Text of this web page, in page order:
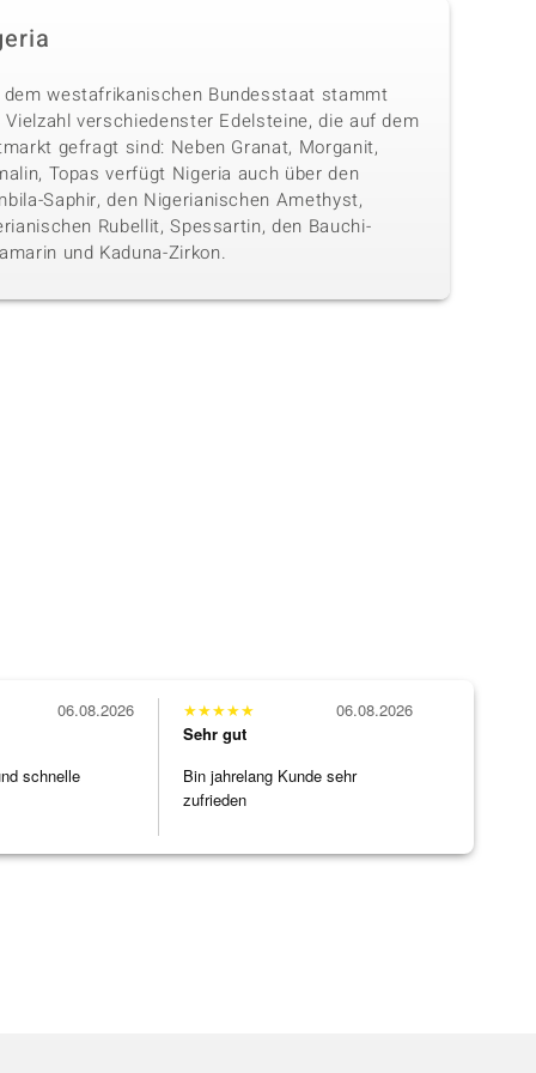
westafrikanischen Bundesstaat stammt
Vielzahl verschiedenster Edelsteine, die auf dem
gefragt sind: Neben Granat, Morganit,
Topas verfügt Nigeria auch über den
Saphir, den Nigerianischen Amethyst,
Rubellit, Spessartin, den Bauchi-
und Kaduna-Zirkon.
schnelle
06.08.2026 ★★★★★
Sehr gut
Bin jahrelang Kunde sehr
zufrieden
06.08.2026